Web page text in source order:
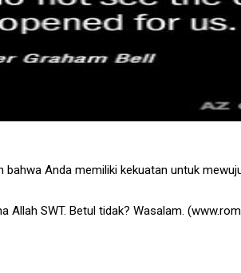
Anda memiliki kekuatan untuk
Allah SWT. Betul tidak? Wasalam.